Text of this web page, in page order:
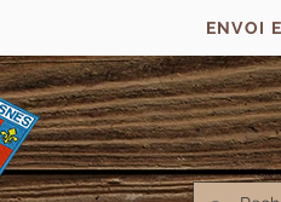
ENVOI